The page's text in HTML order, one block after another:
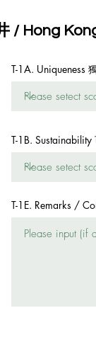
/ Hong
T-1A. Uniqueness
T-1B. Sustainability
T-1E. Remarks /